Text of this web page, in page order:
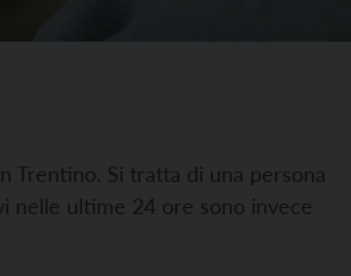
Trentino. Si tratta di una persona
nelle ultime 24 ore sono invece